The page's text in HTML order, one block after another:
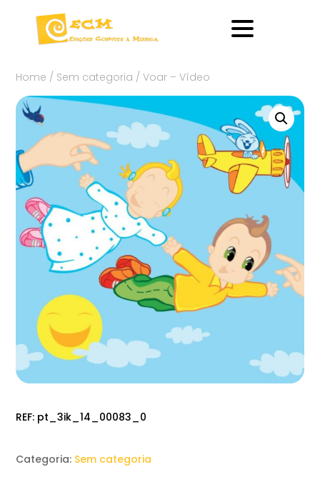
Home / Sem categoria / Voar – Vídeo
REF: pt_3ik_14_00083_0
Categoria: Sem categoria